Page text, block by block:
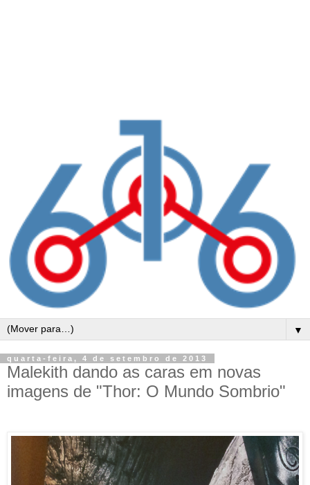
▼
quarta-feira, 4 de setembro de 2013
Malekith dando as caras em novas
imagens de "Thor: O Mundo Sombrio"